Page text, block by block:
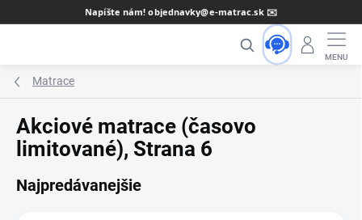
Napíšte nám! objednavky@e-matrac.sk ✉️
na
Hľadať
Matrace
Akciové matrace (časovo
limitované), Strana 6
Najpredávanejšie